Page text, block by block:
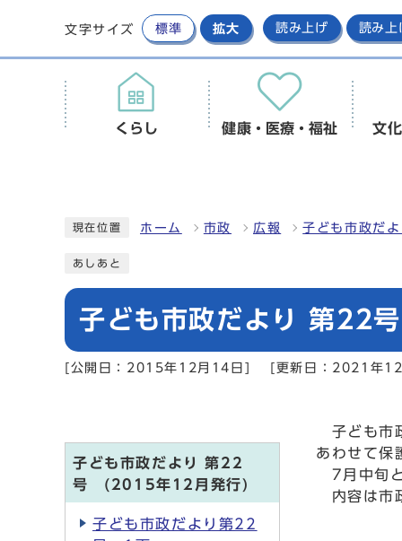
文字サイズ 標準 拡大 読み上げ 読み上
くらし 健康・医療・福祉 文
現在位置 ホーム 市政 広報 子ども市政だ
あしあと
子ども市政だより 第
[公開日：2015年12月14日] [更新日：2021年
子ども市
あわせて保
7月中旬と
内容は市
子ども市政だより 第22
号 (2015年12月発行)
子ども市政だより第22